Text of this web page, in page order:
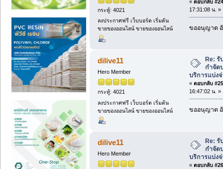
กระทู้: 4021
ลงประกาศฟรี เว็บบอร์ด เริ่มต้น
ขายของออนไลน์ ขายของออนไลน์
« ตอบกลับ
17:31:08 น. »
ขออนุญาต
dilive11
Hero Member
กระทู้: 4021
ลงประกาศฟรี เว็บบอร์ด เริ่มต้น
ขายของออนไลน์ ขายของออนไลน์
Re:
กำจัด
บริการแบ่ง
« ตอบกลับ
16:47:02 น. »
ขออนุญาต
dilive11
Hero Member
Re:
กำจัด
บริการแบ่ง
« ตอบกลับ